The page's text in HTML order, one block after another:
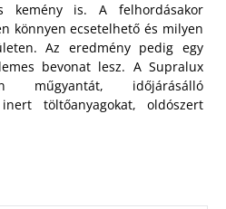
kemény is. A felhordásakor
könnyen ecsetelhető és milyen
Az eredmény pedig egy
bevonat lesz. A Supralux
műgyantát, időjárásálló
töltőanyagokat, oldószert